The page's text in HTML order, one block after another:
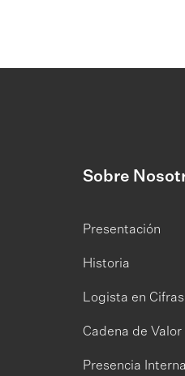
Sobre
Presentación
Historia
Logista en Cifras
Cadena de Valor
Presencia